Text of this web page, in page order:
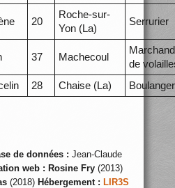
20
Roche-sur-
Yon (La)
Serrurier
37 Machecoul
Marchand
de
28 Chaise (La) Boulanger
de données : Jean-Claude
web : Rosine Fry(2013)
(2018) Hébergement : LIR3S